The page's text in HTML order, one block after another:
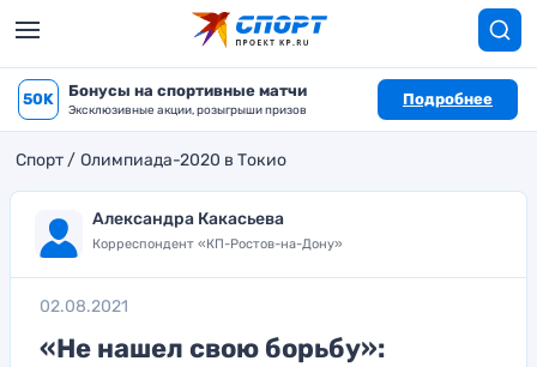
50K Бонусы на спортивные матчи
Эксклюзивные акции, розыгрыши призов
Подробнее
Спорт Олимпиада-2020 в Токио
Александра Какасьева
Корреспондент «КП-Ростов-на-Дону»
02.08.2021
«Не нашел свою борьбу»: